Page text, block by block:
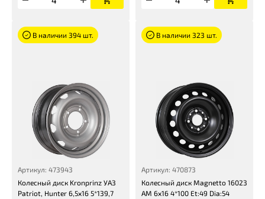
В наличии 394 шт.
Артикул: 473943
Колесный диск Kronprinz УАЗ
Patriot, Hunter 6,5x16 5*139,7
В наличии 323 шт.
Артикул: 470873
Колесный диск Magnetto 16023
AM 6x16 4*100 Et:49 Dia:54